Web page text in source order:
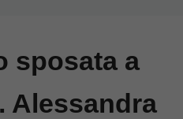
sposata a
Alessandra